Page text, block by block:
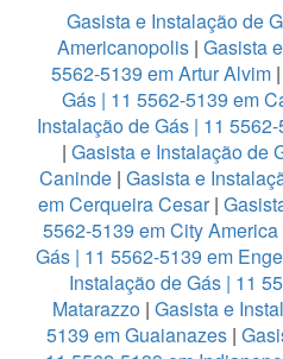
Gasista e Instalação de
Americanopolis | Gasista
5562-5139 em Artur Alvim |
Gás | 11 5562-5139 em
Instalação de Gás | 11
| Gasista e Instalação de
Caninde| Gasista e
em Cerqueira Cesar|
5562-5139 em City America
Gás | 11 5562-5139 em
Instalação de Gás | 11
Matarazzo | Gasista e
5139 em Guaianazes|